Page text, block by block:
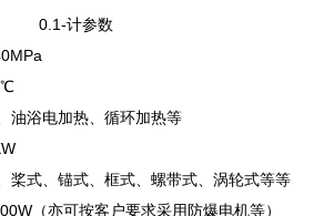
0.1-计参数
油浴电加热、循环加热等
桨式、锚式、框式、螺带式、涡轮式等等
（亦可按客户要求采用防爆电机等）